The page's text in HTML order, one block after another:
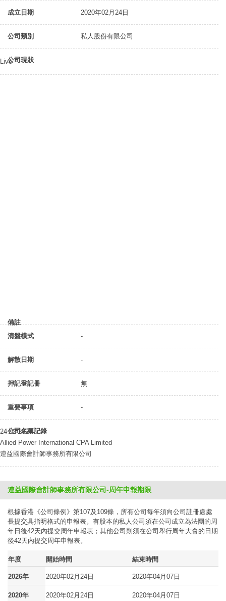
成立日期 2020年02月24日
公司類別 私人股份有限公司
公司現狀
Live
備註
清盤模式
-
解散日期 -
押記登記冊 無
重要事項 -
公司名稱記錄
24-02-2020
Allied Power International CPA Limited
連益國際會計師事務所有限公司
連益國際會計師事務所有限公司-周年申報期限
根據香港《公司條例》第107及109條，所有公司每年須向公司註冊處處
長提交具指明格式的申報表。有股本的私人公司須在公司成立為法團的周
年日後42天內提交周年申報表；其他公司則須在公司舉行周年大會的日期
後42天內提交周年申報表。
年度 開始時間 結束時間
2026年 2020年02月24日 2020年04月07日
2020年 2020年02月24日 2020年04月07日